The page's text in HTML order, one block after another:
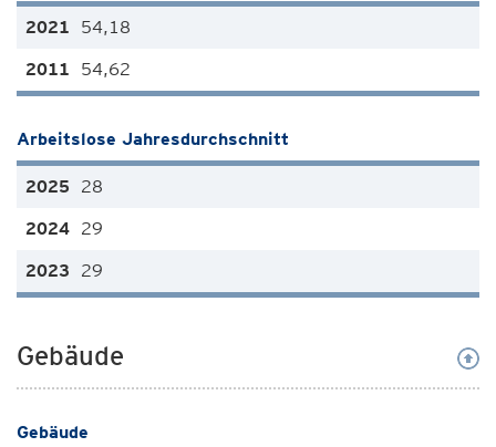
54,18
54,62
Arbeitslose Jahresdurchschnitt
28
29
29
Gebäude
Gebäude